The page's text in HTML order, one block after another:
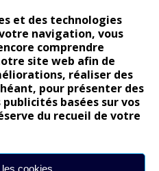
et des technologies
navigation, vous
comprendre
site web afin de
réaliser des
pour présenter des
basées sur vos
du recueil de votre
cookies
pour Citroën
légende